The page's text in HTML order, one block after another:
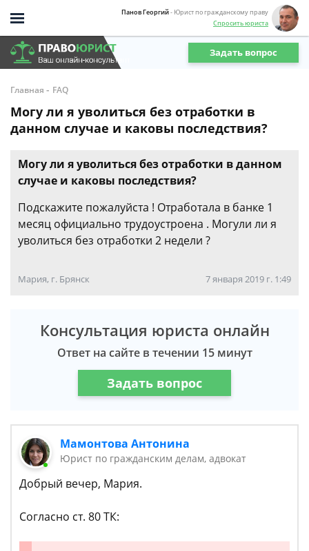
Панов Георгий- Юрист по гражданскому праву
Спросить юриста
Задать вопрос
Главная - FAQ
Могу ли я уволиться без отработки в
данном случае и каковы последствия?
Могу ли я уволиться без отработки в данном
случае и каковы последствия?
Подскажите пожалуйста ! Отработала в банке 1
месяц официально трудоустроена . Могули ли я
уволиться без отработки 2 недели ?
Мария, г. Брянск 7 января 2019 г. 1:49
Консультация юриста онлайн
Ответ на сайте в течении 15 минут
Задать вопрос
Мамонтова Антонина
Юрист по гражданским делам, адвокат
Добрый вечер, Мария.
Согласно ст. 80 ТК: